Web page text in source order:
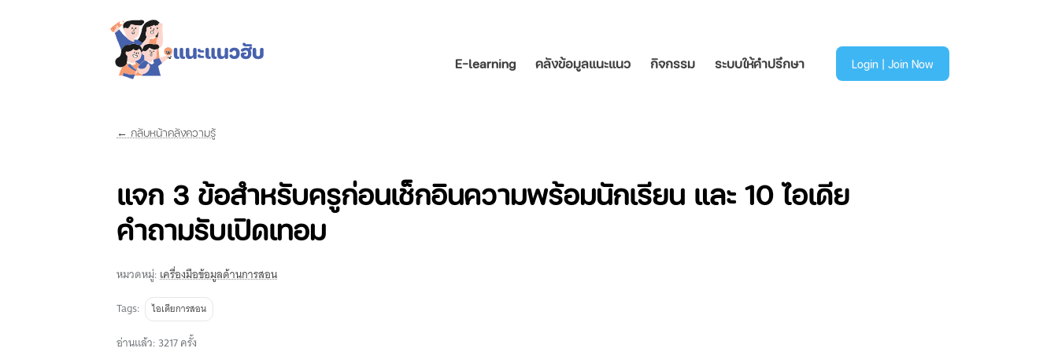
E-learning คลังข้อมูลแนะแนว กิจกรรม ระบบให้คำปรึกษา Login | Join Now
← กลับหน้าคลังความรู้
แจก 3 ข้อสำหรับครูก่อนเช็กอินความพร้อมนักเรียน และ 10 ไอเดีย
คำถามรับเปิดเทอม
หมวดหมู่:เครื่องมือข้อมูลด้านการสอน
Tags:
ไอเดียการสอน
อ่านแล้ว: 3217 ครั้ง